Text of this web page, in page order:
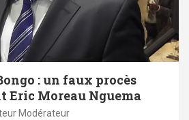
: un faux procès
Eric Moreau Nguema
Modérateur